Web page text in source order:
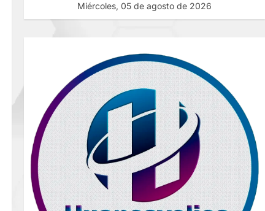
Miércoles, 05 de agosto de 2026